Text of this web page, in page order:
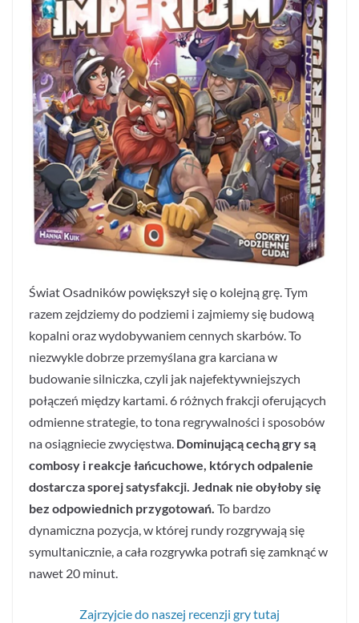
Świat Osadników powiększył się o kolejną grę. Tym
razem zejdziemy do podziemi i zajmiemy się budową
kopalni oraz wydobywaniem cennych skarbów. To
niezwykle dobrze przemyślana gra karciana w
budowanie silniczka, czyli jak najefektywniejszych
połączeń między kartami. 6 różnych frakcji oferujących
odmienne strategie, to tona regrywalności i sposobów
na osiągniecie zwycięstwa. Dominującą cechą gry są
combosy i reakcje łańcuchowe, których odpalenie
dostarcza sporej satysfakcji. Jednak nie obyłoby się
bez odpowiednich przygotowań. To bardzo
dynamiczna pozycja, w której rundy rozgrywają się
symultanicznie, a cała rozgrywka potrafi się zamknąć w
nawet 20 minut.
Zajrzyjcie do naszej recenzji gry tutaj